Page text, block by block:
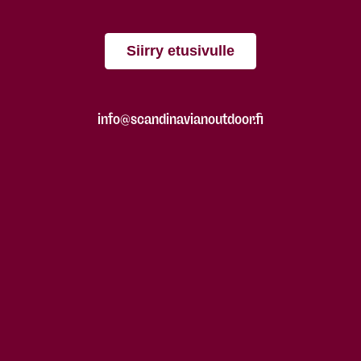
Siirry etusivulle
info@scandinavianoutdoor.fi